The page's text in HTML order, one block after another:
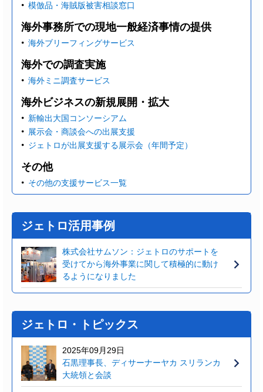
模倣品・海賊版被害相談窓口
海外事務所での現地一般経済事情の提供
海外ブリーフィングサービス
海外での調査実施
海外ミニ調査サービス
海外ビジネスの新規展開・拡大
新輸出大国コンソーシアム
展示会・商談会への出展支援
ジェトロが出展支援する展示会（年間予定）
その他
その他の支援サービス一覧
ジェトロ活用事例
株式会社サムソン：ジェトロのサポートを
受けてから海外事業に関して積極的に動け
るようになりました
ジェトロ・トピックス
2025年09月29日
石黒理事長、ディサーナーヤカ スリランカ
大統領と会談